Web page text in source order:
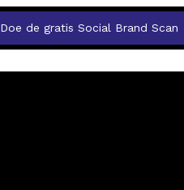
Doe de gratis Social Brand Scan